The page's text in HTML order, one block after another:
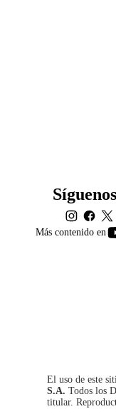
Más contenido en
El uso de este
S.A. Todos los
titular.